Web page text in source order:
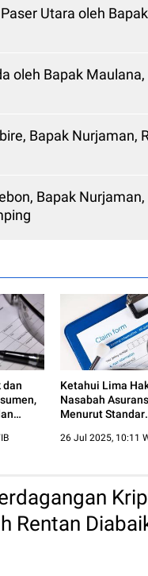
Utara oleh Bapak
oleh Bapak Maulana,
Bapak Nurjaman,
Bapak Nurjaman,
dan
Ketahui Lima
Nasabah
Menurut Standar
26 Jul 2025, 10:11
Rentan